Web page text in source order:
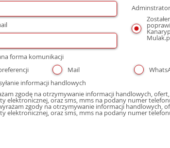
forma komunikacji
Mail
wysyłanie informacji handlowych
zgodę na otrzymywanie informacji handlowych,
zgody na otrzymywanie informacji handlowych,
elektronicznej, oraz sms, mms na podany numer